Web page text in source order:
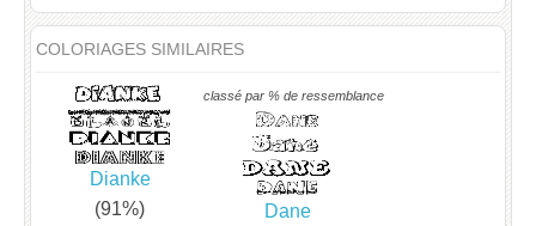
COLORIAGES SIMILAIRES
classé par % de ressemblance
Dianke
(91%)
Dane